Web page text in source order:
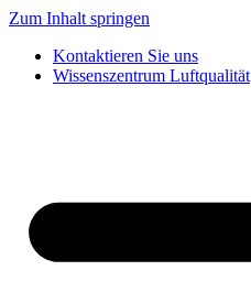
Zum Inhalt springen
Kontaktieren Sie uns
Wissenszentrum Luftqualität